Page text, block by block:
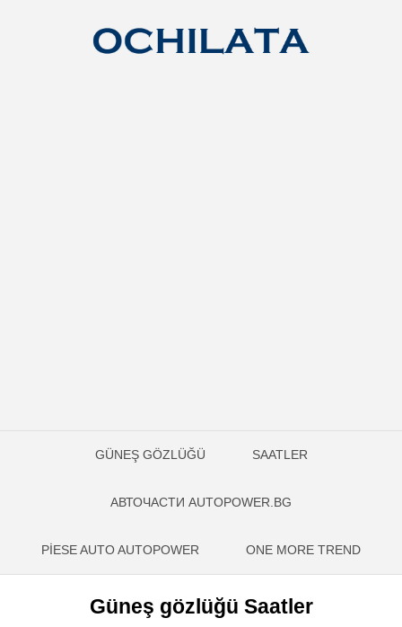
GÜNEŞ GÖZLÜĞÜ SAATLER
АВТОЧАСТИ AUTOPOWER.BG
PIESE AUTO AUTOPOWER ONE MORE TREND
Güneş gözlüğü Saatler